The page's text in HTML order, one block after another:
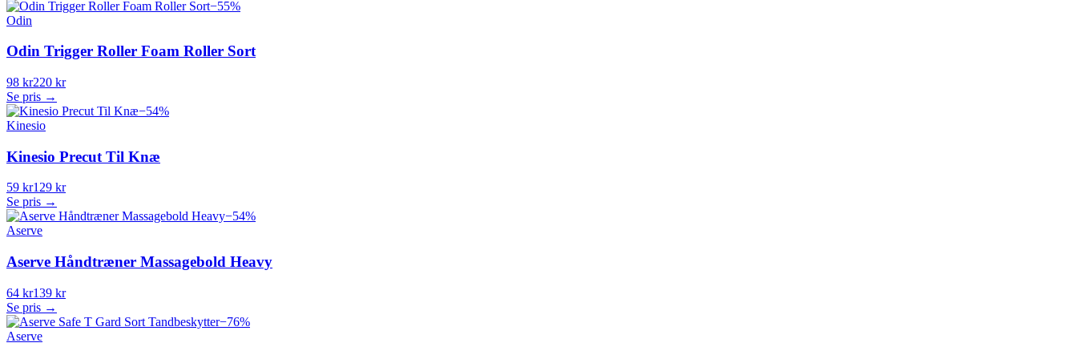
−55%
Odin
Odin Trigger Roller Foam Roller Sort
98 kr220 kr
Se pris →
−54%
Kinesio
Kinesio Precut Til Knæ
59 kr129 kr
Se pris →
−54%
Aserve
Aserve Håndtræner Massagebold Heavy
64 kr139 kr
Se pris →
−76%
Aserve